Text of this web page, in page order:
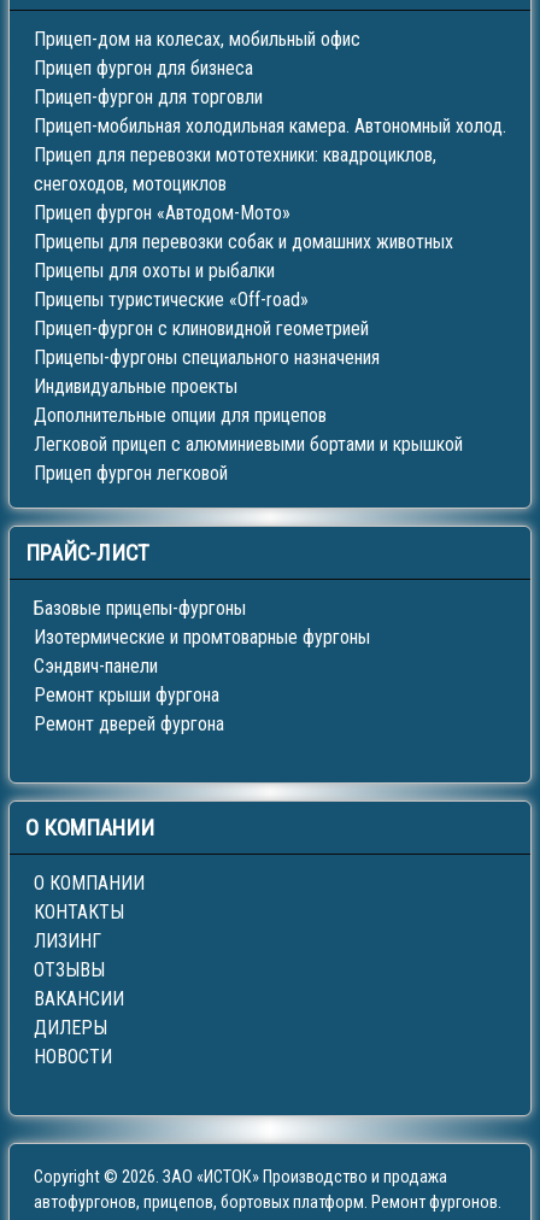
Прицеп-дом на колесах, мобильный офис
Прицеп фургон для бизнеса
Прицеп-фургон для торговли
Прицеп-мобильная холодильная камера. Автономный холод.
Прицеп для перевозки мототехники: квадроциклов,
снегоходов, мотоциклов
Прицеп фургон «Автодом-Мото»
Прицепы для перевозки собак и домашних животных
Прицепы для охоты и рыбалки
Прицепы туристические «Off-road»
Прицеп-фургон с клиновидной геометрией
Прицепы-фургоны специального назначения
Индивидуальные проекты
Дополнительные опции для прицепов
Легковой прицеп с алюминиевыми бортами и крышкой
Прицеп фургон легковой
ПРАЙС-ЛИСТ
Базовые прицепы-фургоны
Изотермические и промтоварные фургоны
Сэндвич-панели
Ремонт крыши фургона
Ремонт дверей фургона
О КОМПАНИИ
О КОМПАНИИ
КОНТАКТЫ
ЛИЗИНГ
ОТЗЫВЫ
ВАКАНСИИ
ДИЛЕРЫ
НОВОСТИ
Copyright © 2026. ЗАО «ИСТОК» Производство и продажа
автофургонов, прицепов, бортовых платформ. Ремонт фургонов.